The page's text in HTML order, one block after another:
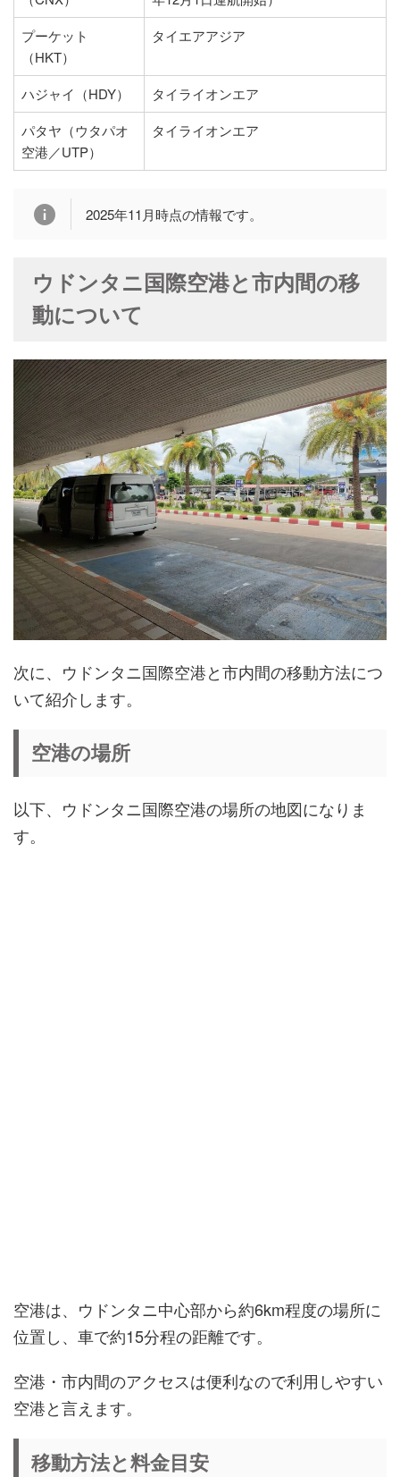
プーケット
（HKT）
タイエアアジア
ハジャイ（HDY）
タイライオンエア
パタヤ（ウタパオ
空港／UTP）
タイライオンエア
2025年11月時点の情報です。
ウドンタニ国際空港と市内間の移
動について
次に、ウドンタニ国際空港と市内間の移動方法につ
いて紹介します。
空港の場所
以下、ウドンタニ国際空港の場所の地図になりま
す。
空港は、ウドンタニ中心部から約6km程度の場所に
位置し、車で約15分程の距離です。
空港・市内間のアクセスは便利なので利用しやすい
空港と言えます。
移動方法と料金目安